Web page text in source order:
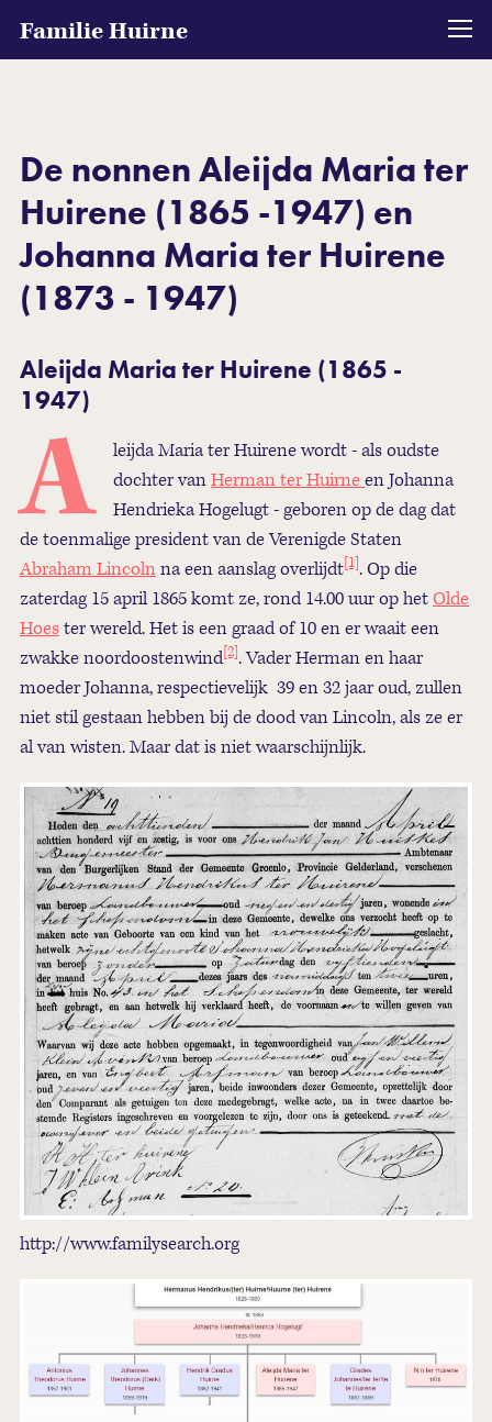
Familie Huirne
De nonnen Aleijda Maria ter
Huirene (1865 -1947) en
Johanna Maria ter Huirene
(1873 - 1947)
Aleijda Maria ter Huirene (1865 -
1947)
A
leijda Maria ter Huirene wordt - als oudste
dochter vanHerman ter Huirneen Johanna
Hendrieka Hogelugt - geboren op de dag dat
de toenmalige president van de Verenigde Staten
Abraham Lincolnna een aanslag overlijdt[1]. Op die
zaterdag 15 april 1865 komt ze, rond 14.00 uur op hetOlde
Hoester wereld. Het is een graad of 10 en er waait een
zwakke noordoostenwind[2]. Vader Herman en haar
moeder Johanna, respectievelijk 39 en 32 jaar oud, zullen
niet stil gestaan hebben bij de dood van Lincoln, als ze er
al van wisten. Maar dat is niet waarschijnlijk.
http://www.familysearch.org